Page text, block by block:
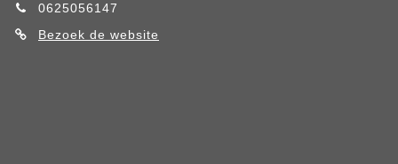
0625056147
Bezoek de website